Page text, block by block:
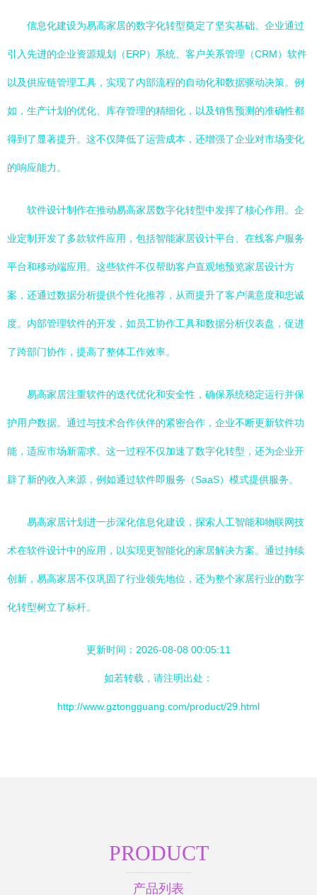
信息化建设为易高家居的数字化转型奠定了坚实基础。企业通过
引入先进的企业资源规划（ERP）系统、客户关系管理（CRM）软件
以及供应链管理工具，实现了内部流程的自动化和数据驱动决策。例
如，生产计划的优化、库存管理的精细化，以及销售预测的准确性都
得到了显著提升。这不仅降低了运营成本，还增强了企业对市场变化
的响应能力。
软件设计制作在推动易高家居数字化转型中发挥了核心作用。企
业定制开发了多款软件应用，包括智能家居设计平台、在线客户服务
平台和移动端应用。这些软件不仅帮助客户直观地预览家居设计方
案，还通过数据分析提供个性化推荐，从而提升了客户满意度和忠诚
度。内部管理软件的开发，如员工协作工具和数据分析仪表盘，促进
了跨部门协作，提高了整体工作效率。
易高家居注重软件的迭代优化和安全性，确保系统稳定运行并保
护用户数据。通过与技术合作伙伴的紧密合作，企业不断更新软件功
能，适应市场新需求。这一过程不仅加速了数字化转型，还为企业开
辟了新的收入来源，例如通过软件即服务（SaaS）模式提供服务。
易高家居计划进一步深化信息化建设，探索人工智能和物联网技
术在软件设计中的应用，以实现更智能化的家居解决方案。通过持续
创新，易高家居不仅巩固了行业领先地位，还为整个家居行业的数字
化转型树立了标杆。
更新时间：2026-08-08 00:05:11
如若转载，请注明出处：
http://www.gztongguang.com/product/29.html
PRODUCT
产品列表